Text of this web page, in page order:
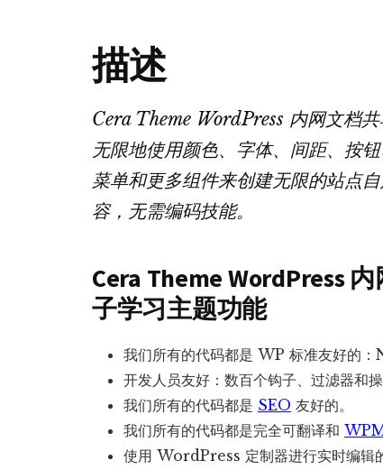
描述
Cera Theme WordPress 内网文档
无限地使用颜色、字体、间距、按
菜单和更多组件来创建无限的站点
容，无需编码技能。
Cera Theme WordPress
子学习主题功能
我们所有的代码都是 WP 标准友好的：
开发人员友好：数百个钩子、过滤器和
我们所有的代码都是 SEO 友好的。
我们所有的代码都是完全可翻译和
使用 WordPress 定制器进行实时编辑